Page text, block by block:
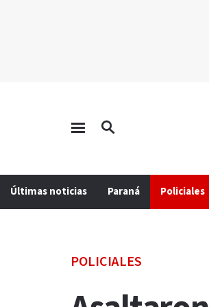
Últimas noticias Paraná Policiales
POLICIALES